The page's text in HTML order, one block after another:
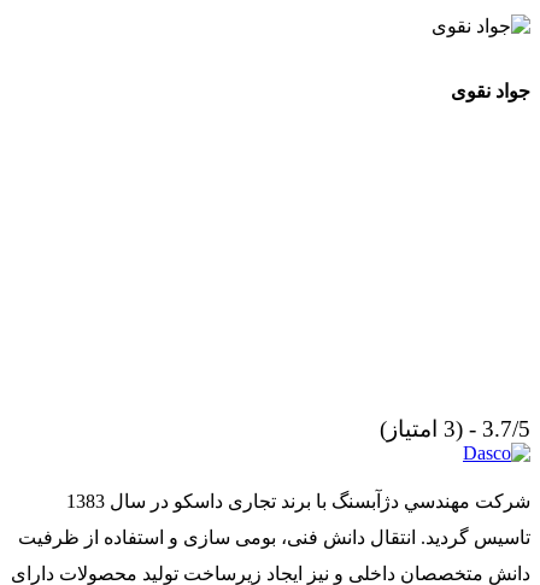
جواد نقوی
3.7/5 - (3 امتیاز)
شركت مهندسي دژآبسنگ با برند تجاری داسکو در سال 1383
تاسیس گردید. انتقال دانش فنی، بومی سازی و استفاده از ظرفیت
دانش متخصصان داخلی و نیز ایجاد زیرساخت تولید محصولات دارای